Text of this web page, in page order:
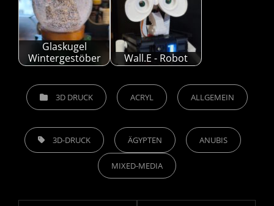
Glaskugel
Wintergestöber
Wall.E - Robot
CATEGORIES3D DRUCK ACRYL ALLGEMEIN
TAGS, 3D-DRUCK ÄGYPTEN ANUBIS
MIXED-MEDIA